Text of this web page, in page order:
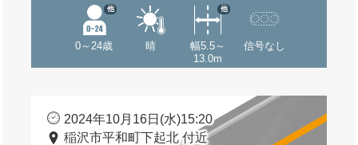
0～24歳
他
晴
幅5.5～
13.0m
他
信号なし
2024年10月16日(水)15:20
稲沢市平和町下起北 付近